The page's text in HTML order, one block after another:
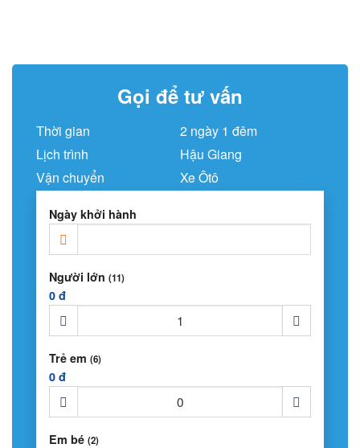
Gọi để tư vấn
Thời gian
2 ngày 1 đêm
Lịch trình
Hậu Giang
Vận chuyển
Xe Ôtô
Ngày khởi hành
Người lớn (11)
0 đ
Trẻ em (6)
0 đ
Em bé (2)